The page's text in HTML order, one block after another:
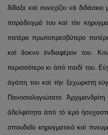
δίδαξε καὶ συνεχίζει νὰ
παράδειγμά του καὶ τὸν
πατέρα πρωτοπρεσβύτερο
καὶ ἄοκνο ἐνδιαφέρον του.
περισσότερο κι ἀπὸ παιδί του.
ἀγάπη του καὶ τὴν ξεχωριστὴ
Πανοσιολογιώτατο
ἀδελφότητα ἀπὸ τὸ ἱερὸ
σπουδαῖο κηρυγματικὸ καὶ